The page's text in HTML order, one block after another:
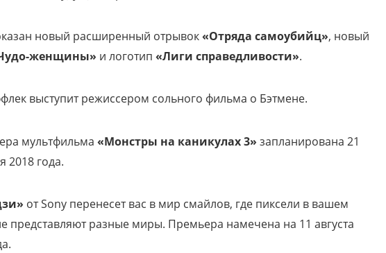
новый расширенный отрывок«Отряда самоубийц», новый
женщины» и логотип «Лиги справедливости».
выступит режиссером сольного фильма о Бэтмене.
мультфильма «Монстры на каникулах 3» запланирована 21
2018 года.
от Sony перенесет вас в мир смайлов, где пиксели в вашем
представляют разные миры. Премьера намечена на 11 августа